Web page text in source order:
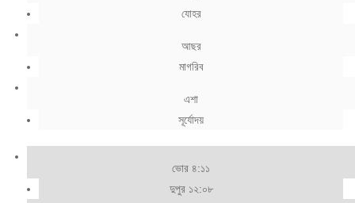
যোহর
আছর
মাগরিব
এশা
সূর্যোদয়
ভোর ৪:১১
দুপুর ১২:০৮